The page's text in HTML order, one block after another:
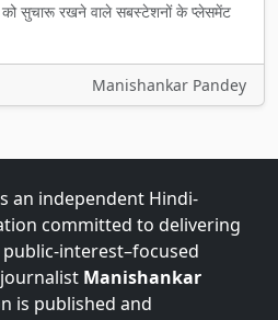
को सुचारू रखने वाले सबस्टेशनों के प्लेसमेंट
Manishankar Pandey
an independent Hindi-
committed to delivering
interest–focused
Manishankar
is published and